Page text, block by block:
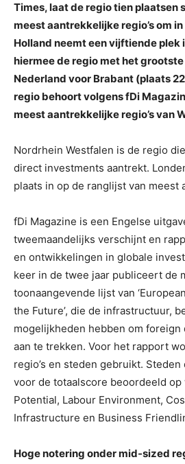
Times, laat de regio tien plaatsen
meest aantrekkelijke regio’s om
Holland neemt een vijftiende plek
hiermee de regio met het
Nederland voor Brabant (plaats
regio behoort volgens fDi
meest aantrekkelijke regio’s van
Nordrhein Westfalen is de regio
direct investments aantrekt.
plaats in op de ranglijst van meest
fDi Magazine is een Engelse
tweemaandelijks verschijnt en
en ontwikkelingen in globale
keer in de twee jaar publiceert de
toonaangevende lijst van
the Future’, die de infrastructuur,
mogelijkheden hebben om
aan te trekken. Voor het rapport
regio’s en steden gebruikt. Steden
voor de totaalscore beoordeeld
Potential, Labour Environment,
Infrastructure en Business
Hoge notering onder mid-sized